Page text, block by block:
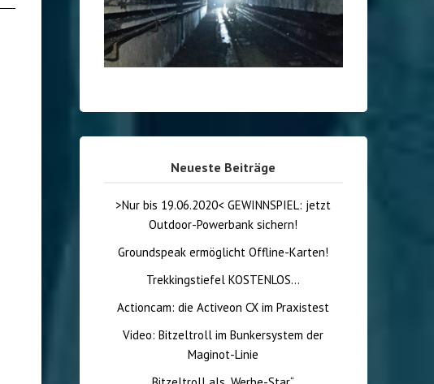
Neueste Beiträge
>Nur bis 19.06.2020< GEWINNSPIEL: jetzt
Outdoor-Powerbank sichern!
Groundspeak ermöglicht Offline-Karten!
Trekkingstiefel KOSTENLOS…
Actioncam: die Activeon CX im Praxistest
Video: Bitzeltroll im Bunkersystem der
Maginot-Linie